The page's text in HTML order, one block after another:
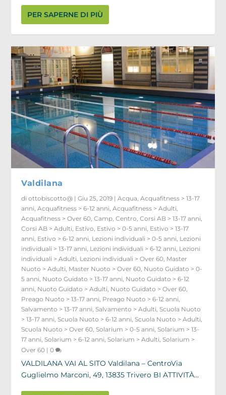
PER SAPERNE DI PIÙ
Valdilana
diottobiscotto@ |Giu 25, 2019 |Acqua ,Acquafitness > 13-17
anni ,Acquafitness > 6-12 anni ,Acquafitness > Adulti
Acquafitness > Over 60 ,Camp ,Centro ,Corsi AB > 13-17 anni
Corsi AB > Adulti Estivo Estivo > 0-5 anni Estivo > 13-17
anni Estivo > 6-12 anni Lezioni individuali > 0-5 anni Lezioni
individuali > 13-17 anni Lezioni individuali > 6-12 anni Lezioni
individuali > Adulti Lezioni individuali > Over 60 Master
Nuoto > Adulti Master Nuoto > Over 60 Nuoto Guidato > 0-
5 anni Nuoto Guidato > 13-17 anni Nuoto Guidato > 6-12
anni Nuoto Guidato > Adulti Nuoto Guidato > Over 60
Preago Nuoto > 13-17 anni Preago Nuoto > 6-12 anni
Salvamento > 13-17 anni ,Salvamento > Adulti ,Scuola Nuoto
> 13-17 anni ,Scuola Nuoto > 6-12 anni ,Scuola Nuoto > Adulti
Scuola Nuoto > Over 60 ,Solarium > 0-5 anni ,Solarium > 13-
17 anni ,Solarium > 6-12 anni ,Solarium > Adulti ,Solarium >
Over 60 |0
VALDILANA VAI AL SITO Valdilana – CentroVia
Guglielmo Marconi, 49, 13835 Trivero BI ATTIVITÀ...